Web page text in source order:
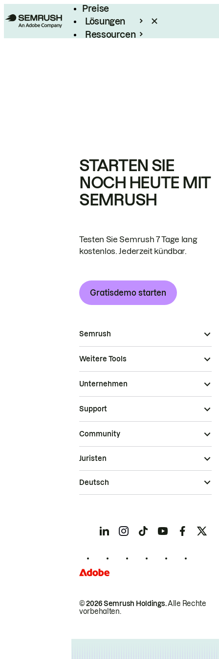
Preise
Lösungen
Ressourcen
STARTEN SIE
NOCH HEUTE MIT
SEMRUSH
Testen Sie Semrush 7 Tage lang
kostenlos. Jederzeit kündbar.
Gratisdemo starten
Semrush
Weitere Tools
Unternehmen
Support
Community
© 2026 Semrush Holdings.Alle Rechte
vorbehalten.
Juristen
Deutsch